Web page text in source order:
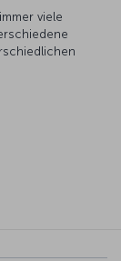
viele